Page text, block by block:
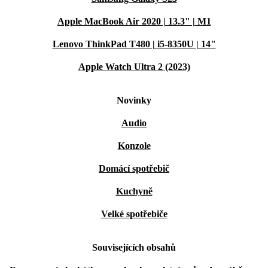
Apple MacBook Air 2020 | 13.3" | M1
Lenovo ThinkPad T480 | i5-8350U | 14"
Apple Watch Ultra 2 (2023)
Novinky
Audio
Konzole
Domácí spotřebič
Kuchyně
Velké spotřebiče
Souvisejících obsahů